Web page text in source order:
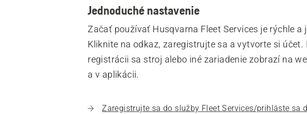
Jednoduché nastavenie
Začať používať Husqvarna Fleet Services je rýchle a
Kliknite na odkaz, zaregistrujte sa a vytvorte si účet.
registrácii sa stroj alebo iné zariadenie zobrazí na
a v aplikácii.